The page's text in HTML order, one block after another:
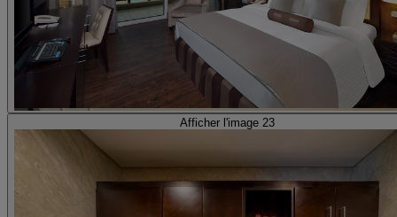
Afficher l'image 23